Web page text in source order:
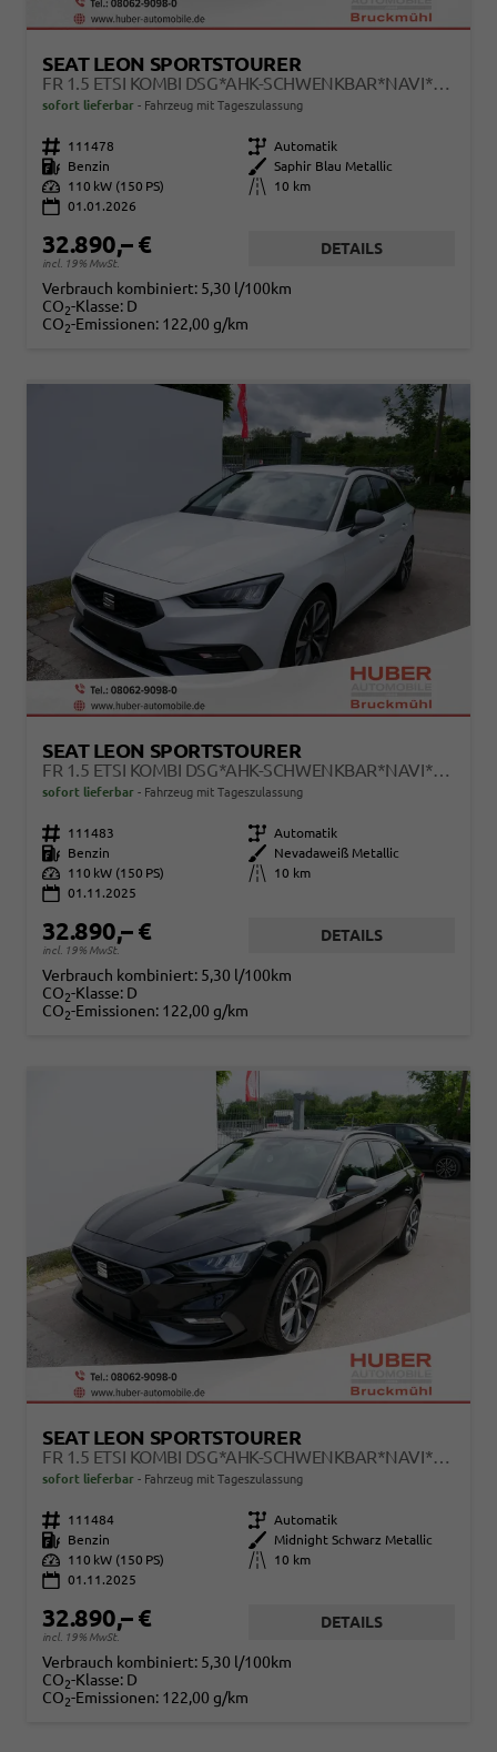
SEAT LEON SPORTSTOURER
FR 1.5 ETSI KOMBI DSG*AHK-SCHWENKBAR*NAVI*TEMPOMAT*3-ZONE KILMAAUTOMATIK
sofort lieferbar Fahrzeug mit Tageszulassung
Fahrzeugnr. 111478 Getriebe Automatik
Kraftstoff
Benzin Außenfarbe
Saphir Blau Metallic
Leistung
110 kW (150 PS) Kilometerstand
10 km
01.01.2026
32.890,– €
incl. 19% MwSt.
DETAILS
Verbrauch kombiniert: 5,30 l/100km
CO2-Klasse: D
CO2-Emissionen: 122,00 g/km
SEAT LEON SPORTSTOURER
FR 1.5 ETSI KOMBI DSG*AHK-SCHWENKBAR*NAVI*TEMPOMAT*3-ZONE KILMAAUTOMATIK
sofort lieferbar Fahrzeug mit Tageszulassung
Fahrzeugnr. 111483 Getriebe Automatik
Kraftstoff
Benzin Außenfarbe
Nevadaweiß Metallic
Leistung
110 kW (150 PS) Kilometerstand
10 km
01.11.2025
32.890,– €
incl. 19% MwSt.
DETAILS
Verbrauch kombiniert: 5,30 l/100km
CO2-Klasse: D
CO2-Emissionen: 122,00 g/km
SEAT LEON SPORTSTOURER
FR 1.5 ETSI KOMBI DSG*AHK-SCHWENKBAR*NAVI*TEMPOMAT*3-ZONE KILMAAUTOMATIK
sofort lieferbar Fahrzeug mit Tageszulassung
Fahrzeugnr. 111484 Getriebe Automatik
Kraftstoff
Benzin Außenfarbe
Midnight Schwarz Metallic
Leistung
110 kW (150 PS) Kilometerstand
10 km
01.11.2025
32.890,– €
incl. 19% MwSt.
DETAILS
Verbrauch kombiniert: 5,30 l/100km
CO2-Klasse: D
CO2-Emissionen: 122,00 g/km